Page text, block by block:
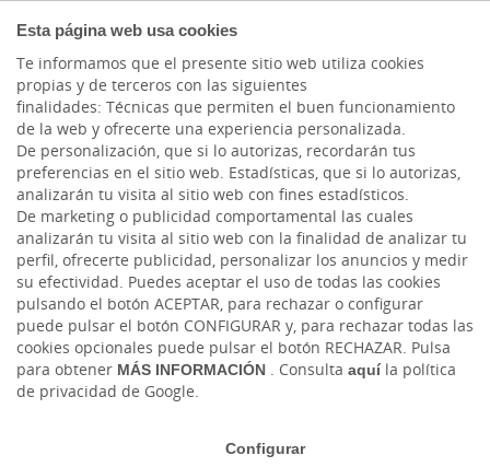
Esta página web usa cookies
Te informamos que el presente sitio web utiliza cookies
propias y de terceros con las siguientes
finalidades: Técnicas que permiten el buen funcionamiento
de la web y ofrecerte una experiencia personalizada.
De personalización, que si lo autorizas, recordarán tus
preferencias en el sitio web. Estadísticas, que si lo autorizas,
analizarán tu visita al sitio web con fines estadísticos.
De marketing o publicidad comportamental las cuales
analizarán tu visita al sitio web con la finalidad de analizar tu
perfil, ofrecerte publicidad, personalizar los anuncios y medir
su efectividad. Puedes aceptar el uso de todas las cookies
pulsando el botón ACEPTAR, para rechazar o configurar
puede pulsar el botón CONFIGURAR y, para rechazar todas las
cookies opcionales puede pulsar el botón RECHAZAR. Pulsa
para obtener MÁS INFORMACIÓN . Consulta aquíla política
de privacidad de Google.
Configurar
Actualidad
Entrevista conductual
estructurada: ¿la técnica
más eficaz de selección
de personal?
Mar, 14/03/2017 - 12:00